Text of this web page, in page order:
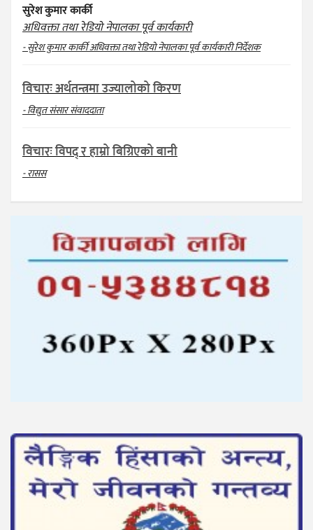
सुरेश कुमार कार्की
अधिवक्ता तथा रेडियो नेपालका पूर्व कार्यकारी
- सुरेश कुमार कार्की अधिवक्ता तथा रेडियो नेपालका पूर्व कार्यकारी निर्देशक
विचारः अर्थतन्त्रमा उज्यालोको किरण
- विद्युत संसार संवाददाता
विचारः विपद् र हाम्रो बिग्रिएको बानी
- रासस